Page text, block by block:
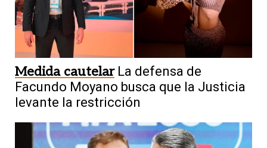
Medida cautelar La defensa de
Facundo Moyano busca que la Justicia
levante la restricción